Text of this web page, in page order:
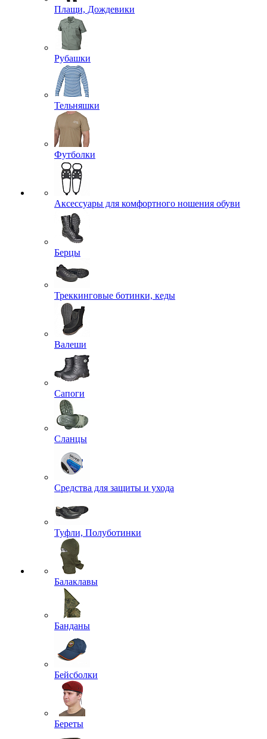
Плащи, Дождевики
Рубашки
Тельняшки
Футболки
Аксессуары для комфортного ношения обуви
Берцы
Треккинговые ботинки, кеды
Валеши
Сапоги
Сланцы
Средства для защиты и ухода
Туфли, Полуботинки
Балаклавы
Банданы
Бейсболки
Береты